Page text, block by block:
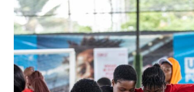
l’utilité
de
collecter
des
données
sur